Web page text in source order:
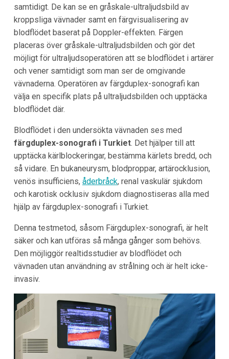
samtidigt. De kan se en gråskale-ultraljudsbild av
kroppsliga vävnader samt en färgvisualisering av
blodflödet baserat på Doppler-effekten. Färgen
placeras över gråskale-ultraljudsbilden och gör det
möjligt för ultraljudsoperatören att se blodflödet i artärer
och vener samtidigt som man ser de omgivande
vävnaderna. Operatören av färgduplex-sonografi kan
välja en specifik plats på ultraljudsbilden och upptäcka
blodflödet där.
Blodflödet i den undersökta vävnaden ses med
färgduplex-sonografi i Turkiet. Det hjälper till att
upptäcka kärlblockeringar, bestämma kärlets bredd, och
så vidare. En bukaneurysm, blodproppar, artärocklusion,
venös insufficiens, åderbråck, renal vaskulär sjukdom
och karotisk ocklusiv sjukdom diagnostiseras alla med
hjälp av färgduplex-sonografi i Turkiet.
Denna testmetod, såsom Färgduplex-sonografi, är helt
säker och kan utföras så många gånger som behövs.
Den möjliggör realtidsstudier av blodflödet och
vävnaden utan användning av strålning och är helt icke-
invasiv.